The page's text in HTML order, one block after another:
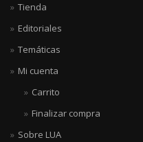
Tienda
Editoriales
Temáticas
Mi cuenta
Carrito
Finalizar compra
Sobre LUA